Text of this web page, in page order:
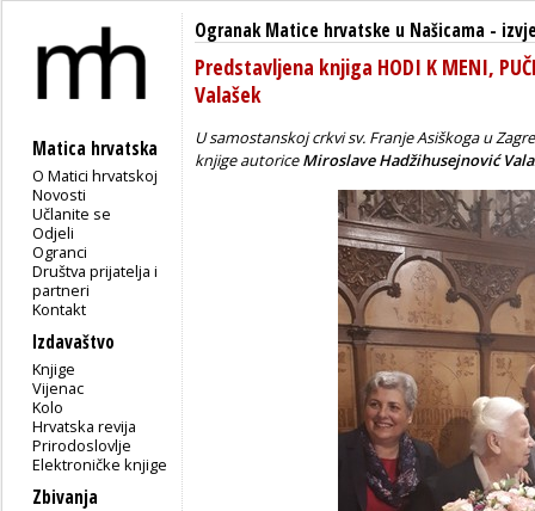
Matica hrvatska
O Matici hrvatskoj
Novosti
Učlanite se
Odjeli
Ogranci
Društva prijatelja i
partneri
Kontakt
Izdavaštvo
Knjige
Vijenac
Kolo
Hrvatska revija
Prirodoslovlje
Elektroničke knjige
Zbivanja
Ogranak Matice hrvatske u Našicama -
Predstavljena knjiga HODI K MENI,
Valašek
U samostanskoj crkvi sv. Franje Asiškoga u
knjige autoriceMiroslave Hadžihusejnović